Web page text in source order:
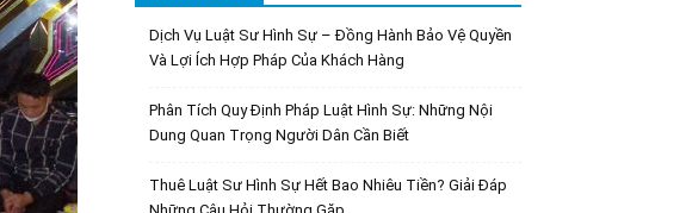
Dịch Vụ Luật Sư Hình Sự – Đồng Hành Bảo Vệ Quyền
Và Lợi Ích Hợp Pháp Của Khách Hàng
Phân Tích Quy Định Pháp Luật Hình Sự: Những Nội
Dung Quan Trọng Người Dân Cần Biết
Thuê Luật Sư Hình Sự Hết Bao Nhiêu Tiền? Giải Đáp